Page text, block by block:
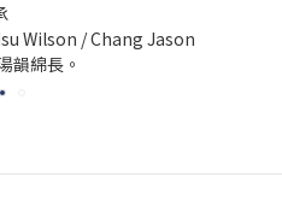
Wilson / Chang Jason
韻綿長。